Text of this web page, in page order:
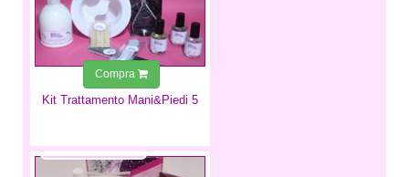
Kit Trattamento Mani&Piedi 5
Compra
24,49 €